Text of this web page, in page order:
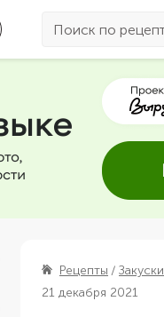
Рецепты Закуски
21 декабря 2021